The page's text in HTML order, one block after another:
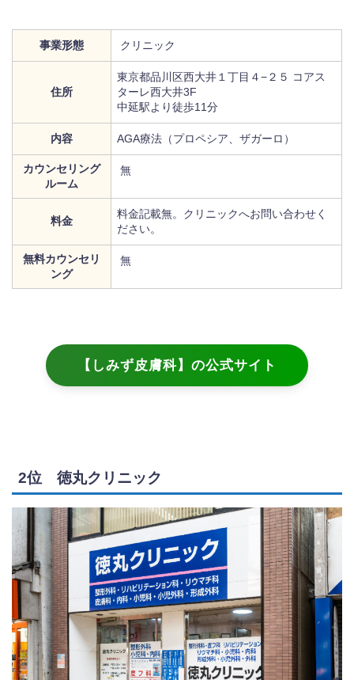
事業形態 クリニック
住所
東京都品川区西大井１丁目４−２５ コアス
ターレ西大井3F
中延駅より徒歩11分
内容 AGA療法（プロペシア、ザガーロ）
カウンセリング
ルーム
無
料金
料金記載無。クリニックへお問い合わせく
ださい。
無料カウンセリ
ング
無
【しみず皮膚科】の公式サイト
2位 徳丸クリニック